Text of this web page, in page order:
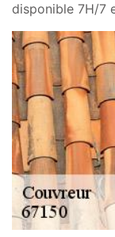
disponible 7H/7